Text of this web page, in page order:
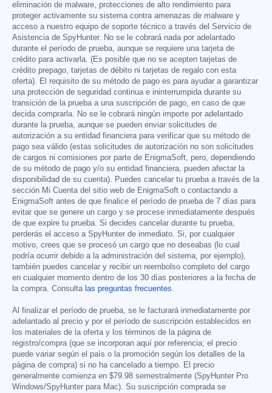
eliminación de malware, protecciones de alto rendimiento para
proteger activamente su sistema contra amenazas de malware y
acceso a nuestro equipo de soporte técnico a través del Servicio de
Asistencia de SpyHunter. No se le cobrará nada por adelantado
durante el período de prueba, aunque se requiere una tarjeta de
crédito para activarla. (Es posible que no se acepten tarjetas de
crédito prepago, tarjetas de débito ni tarjetas de regalo con esta
oferta). El requisito de su método de pago es para ayudar a garantizar
una protección de seguridad continua e ininterrumpida durante su
transición de la prueba a una suscripción de pago, en caso de que
decida comprarla. No se le cobrará ningún importe por adelantado
durante la prueba, aunque se pueden enviar solicitudes de
autorización a su entidad financiera para verificar que su método de
pago sea válido (estas solicitudes de autorización no son solicitudes
de cargos ni comisiones por parte de EnigmaSoft, pero, dependiendo
de su método de pago y/o su entidad financiera, pueden afectar la
disponibilidad de su cuenta). Puedes cancelar tu prueba a través de la
sección Mi Cuenta del sitio web de EnigmaSoft o contactando a
EnigmaSoft antes de que finalice el período de prueba de 7 días para
evitar que se genere un cargo y se procese inmediatamente después
de que expire tu prueba. Si decides cancelar durante tu prueba,
perderás el acceso a SpyHunter de inmediato. Si, por cualquier
motivo, crees que se procesó un cargo que no deseabas (lo cual
podría ocurrir debido a la administración del sistema, por ejemplo),
también puedes cancelar y recibir un reembolso completo del cargo
en cualquier momento dentro de los 30 días posteriores a la fecha de
la compra. Consulta las preguntas frecuentes.
Al finalizar el período de prueba, se le facturará inmediatamente por
adelantado al precio y por el período de suscripción establecidos en
los materiales de la oferta y los términos de la página de
registro/compra (que se incorporan aquí por referencia; el precio
puede variar según el país o la promoción según los detalles de la
página de compra) si no ha cancelado a tiempo. El precio
generalmente comienza en $79.98 semestralmente (SpyHunter Pro
Windows/SpyHunter para Mac). Su suscripción comprada se